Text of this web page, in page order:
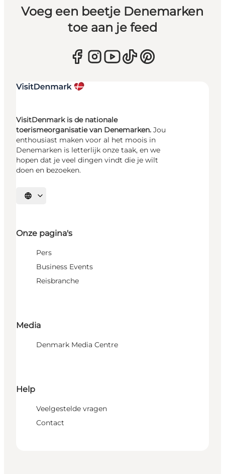
Voeg een beetje Denemarken
toe aan je feed
VisitDenmark is de nationale
toerismeorganisatie van Denemarken. Jou
enthousiast maken voor al het moois in
Denemarken is letterlijk onze taak, en we
hopen dat je veel dingen vindt die je wilt
doen en bezoeken.
Selecteer taal
Onze pagina's
Pers
Business Events
Reisbranche
Media
Denmark Media Centre
Help
Veelgestelde vragen
Contact